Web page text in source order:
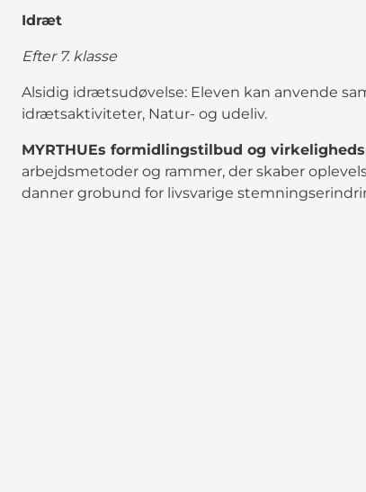
Idræt
Efter 7. klasse
Alsidig idrætsudøvelse: Eleven kan anvende
idrætsaktiviteter, Natur- og udeliv.
MYRTHUEs formidlingstilbud og
arbejdsmetoder og rammer, der skaber
danner grobund for livsvarige